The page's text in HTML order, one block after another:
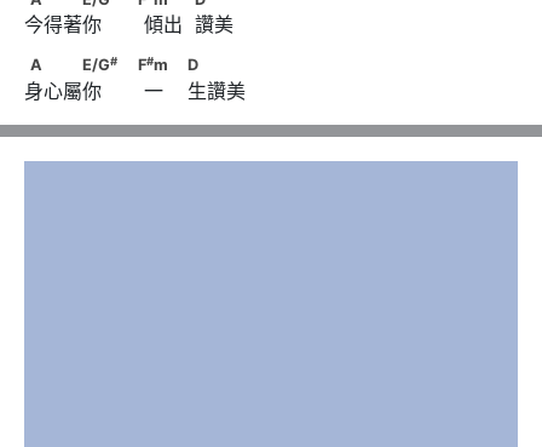
D
今得著你       傾出  讚美
A　　　E/G
# F
D
A E/G# F#m D
身心屬你       一    生讚美